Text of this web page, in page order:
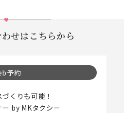
せはこちらから
予約
くりも可能！
by MKタクシー